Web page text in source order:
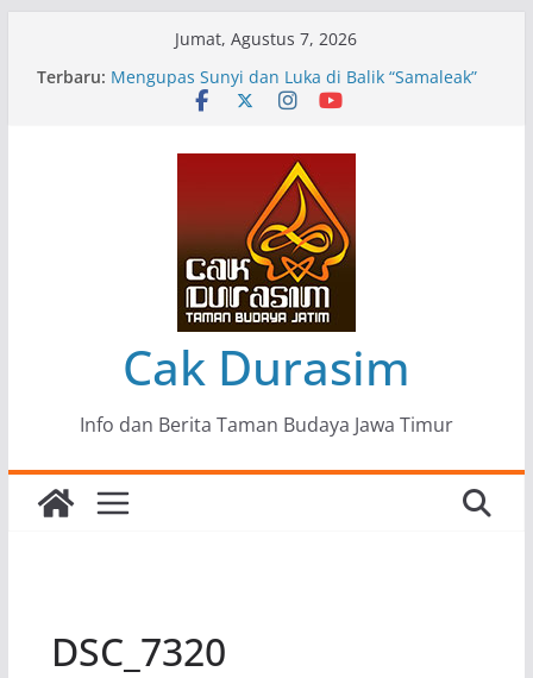
Jumat, Agustus 7, 2026
Terbaru: Pameran Lukisan Komunitas Patria Seni Rupa
Kota Blitar : Ketika “Bergerak” Menjadi Mantra
Mengupas Sunyi dan Luka di Balik “Samaleak”
Menjaga Marwah Seni dan Budaya: Catatan
Kunjungan Kerja Ir. Bambang Haryo Soekartono
(BHS) Anggota DPR RI ke Taman Budaya Jawa
Pameran Tunggal 35 Karya Agus Koecink
“Tumbang Tambang”, Ungkapan Kritis Tentang
Derita Pekerja Pertambangan
Cak Durasim
Info dan Berita Taman Budaya Jawa Timur
DSC_7320